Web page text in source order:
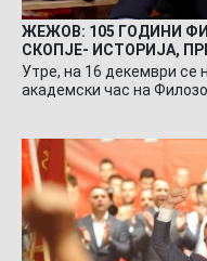
ЖЕЖОВ: 105 ГОДИНИ
СКОПЈЕ- ИСТОРИЈА,
Утре, на 16 декември се
академски час на